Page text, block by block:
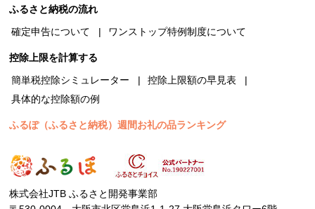
ふるさと納税の流れ
確定申告について
ワンストップ特例制度について
控除上限を計算する
簡単税控除シミュレーター
控除上限額の早見表
具体的な控除額の例
ふるぽ（ふるさと納税）週間お礼の品ランキング
株式会社JTB ふるさと開発事業部